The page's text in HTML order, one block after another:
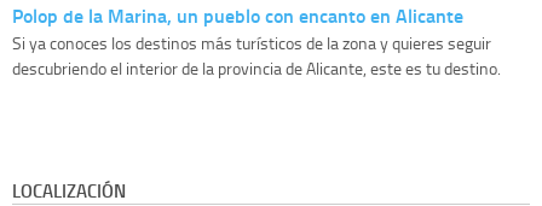
Polop de la Marina, un pueblo con encanto en Alicante
Si ya conoces los destinos más turísticos de la zona y quieres seguir
descubriendo el interior de la provincia de Alicante, este es tu destino.
LOCALIZACIÓN